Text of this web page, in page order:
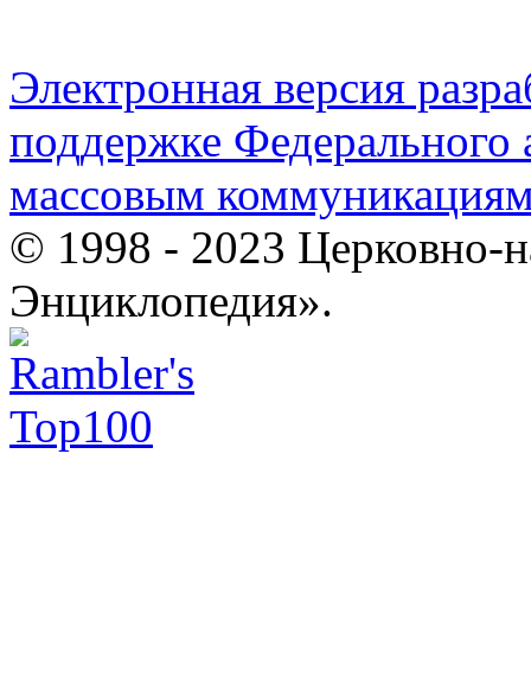
Электронная версия
поддержке Федерального
массовым
© 1998 - 2023 Церковно-
Энциклопедия».